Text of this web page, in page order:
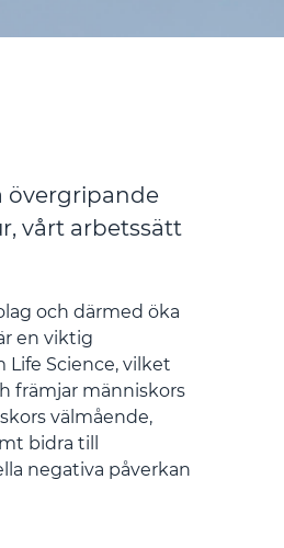
övergripande
vårt arbetssätt
och därmed öka
en viktig
Science, vilket
främjar människors
välmående,
bidra till
negativa påverkan